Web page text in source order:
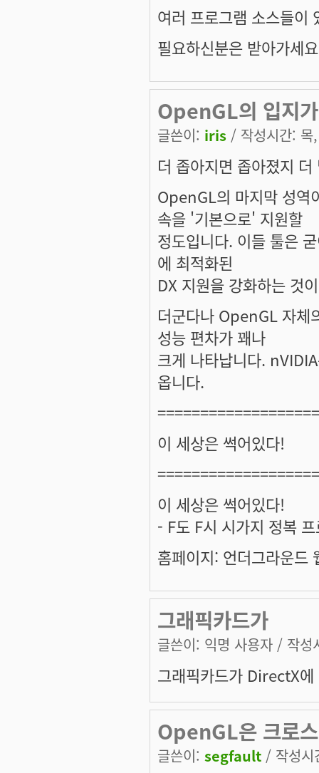
여러 프로그램 소스들이
필요하신분은 받아가세
OpenGL의 입지
글쓴이: iris / 작성시간:
더 좁아지면 좁아졌지
OpenGL의 마지막 성역
속을 '기본으로' 지원할
정도입니다. 이들 툴은
에 최적화된
DX 지원을 강화하는 것
더군다나 OpenGL 자체
성능 편차가 꽤나
크게 나타납니다.
옵니다.
이 세상은 썩어있다!
이 세상은 썩어있다!
- F도 F시 시가지 정복
홈페이지: 언더그라운
그래픽카드가
글쓴이: 익명 사용자 / 작성
그래픽카드가 DirectX
OpenGL은 크로스
글쓴이: segfault / 작성